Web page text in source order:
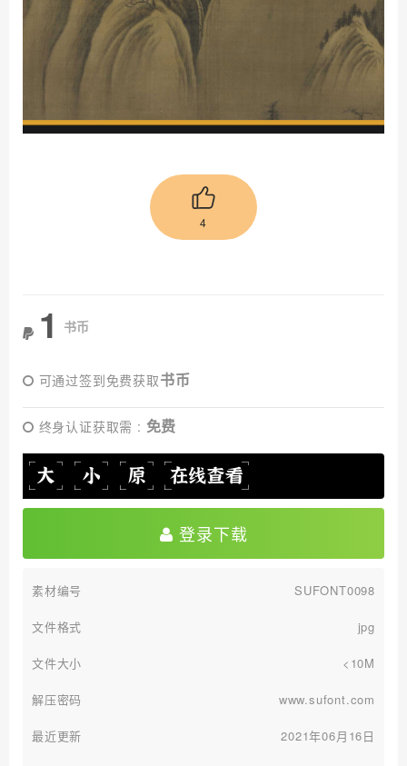
4
1 书币
可通过签到免费获取书币
终身认证获取需 : 免费
登录下载
素材编号 SUFONT0098
文件格式 jpg
文件大小 <10M
解压密码 www.sufont.com
最近更新 2021年06月16日